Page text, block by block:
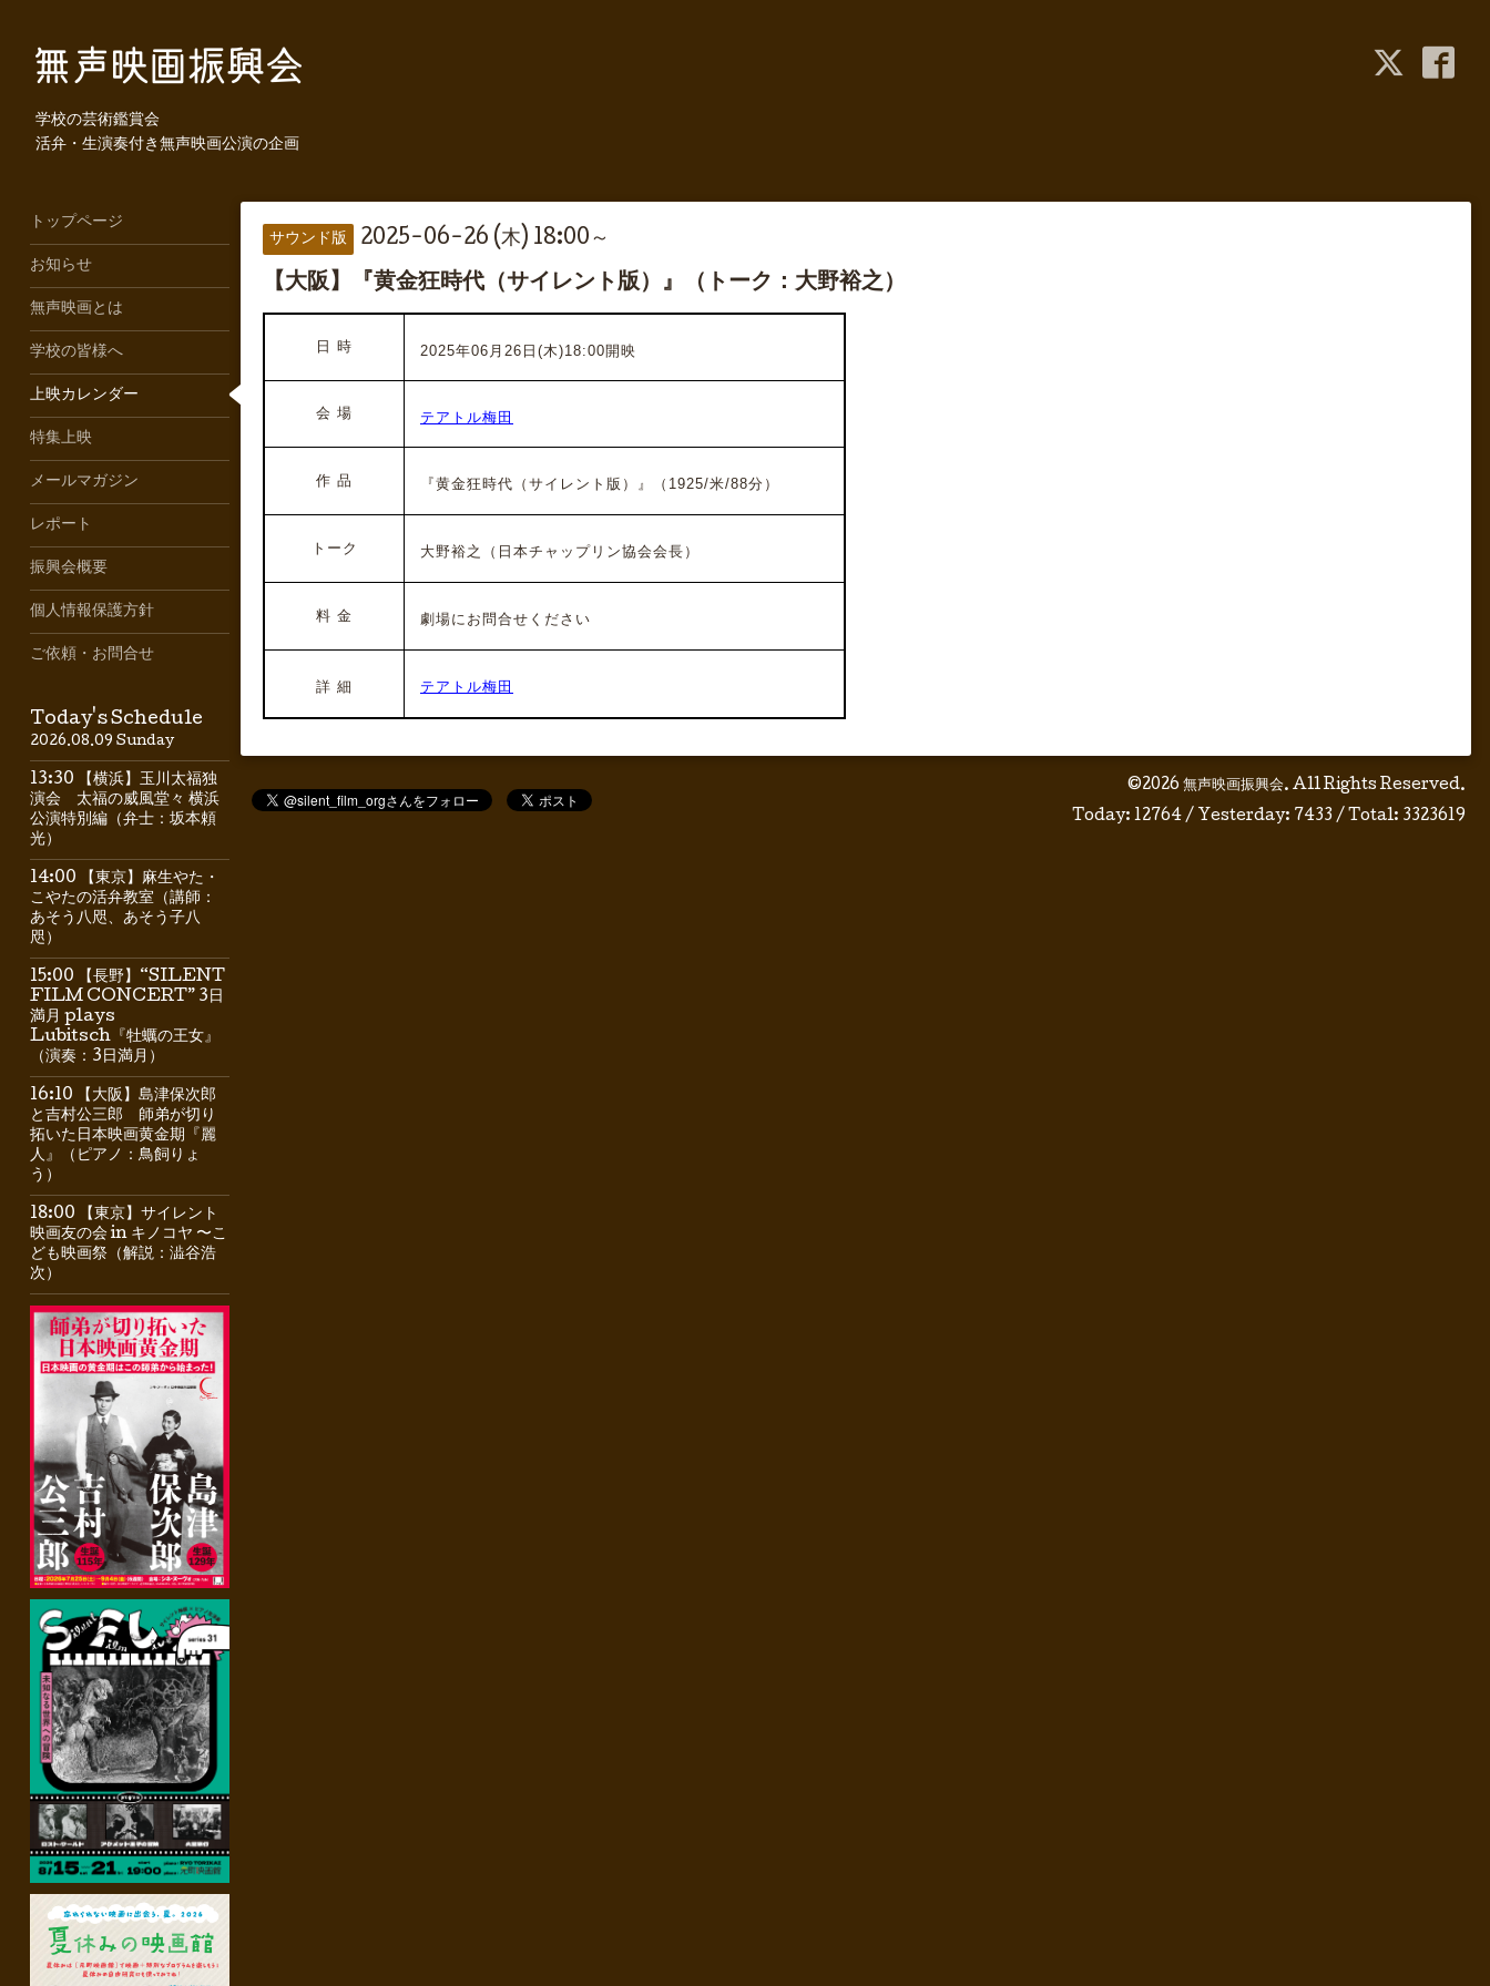
学校の芸術鑑賞会
活弁・生演奏付き無声映画公演の企画
サウンド版 2025-06-26 (木) 18:00～
【大阪】『黄金狂時代（サイレント版）』（トーク：大野裕之）
日 時 2025年06月26日(木)18:00開映
会 場 テアトル梅田
作 品 『黄金狂時代（サイレント版）』（1925/米/88分）
トーク 大野裕之（日本チャップリン協会会長）
料 金 劇場にお問合せください
詳 細 テアトル梅田
©2026 無声映画振興会. All Rights Reserved.
Today: 12764 / Yesterday: 7433 / Total: 3323619
トップページ
お知らせ
無声映画とは
学校の皆様へ
上映カレンダー
特集上映
メールマガジン
レポート
振興会概要
個人情報保護方針
ご依頼・お問合せ
Today's Schedule
2026.08.09 Sunday
13:30 【横浜】玉川太福独
演会 太福の威風堂々 横浜
公演特別編（弁士：坂本頼
光）
14:00 【東京】麻生やた・
こやたの活弁教室（講師：
あそう八咫、あそう子八
咫）
15:00 【長野】“SILENT
FILM CONCERT” 3日
満月 plays
Lubitsch『牡蠣の王女』
（演奏：3日満月）
16:10 【大阪】島津保次郎
と吉村公三郎 師弟が切り
拓いた日本映画黄金期『麗
人』（ピアノ：鳥飼りょ
う）
18:00 【東京】サイレント
映画友の会 in キノコヤ 〜こ
ども映画祭（解説：澁谷浩
次）